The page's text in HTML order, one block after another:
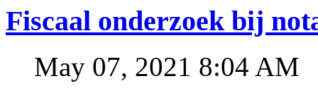
Fiscaal onderzoek bij
May 07, 2021 8:04 AM